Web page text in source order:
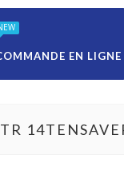
EN LIGNE